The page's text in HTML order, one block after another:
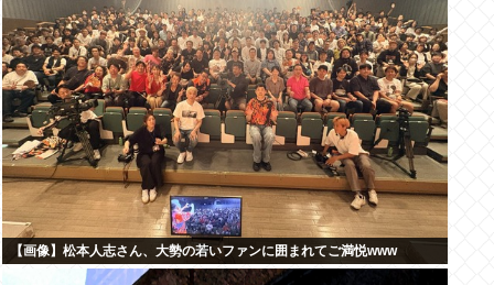
【画像】松本人志さん、大勢の若いファンに囲まれてご満悦www